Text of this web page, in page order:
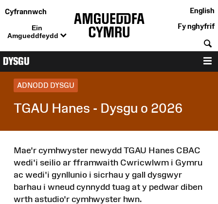
Cyfrannwch
Ein
Amgueddfeydd
English
Fy nghyfrif
DYSGU
ADNODD DYSGU
TGAU Hanes - Dysgu o 2026
Mae'r cymhwyster newydd TGAU Hanes CBAC
wedi'i seilio ar fframwaith Cwricwlwm i Gymru
ac wedi'i gynllunio i sicrhau y gall dysgwyr
barhau i wneud cynnydd tuag at y pedwar diben
wrth astudio'r cymhwyster hwn.